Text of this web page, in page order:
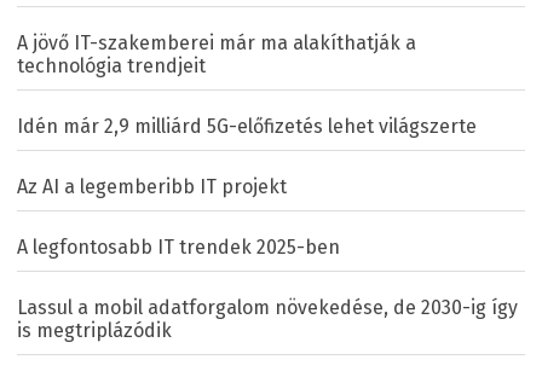
A jövő IT-szakemberei már ma alakíthatják a
technológia trendjeit
Idén már 2,9 milliárd 5G-előfizetés lehet világszerte
Az AI a legemberibb IT projekt
A legfontosabb IT trendek 2025-ben
Lassul a mobil adatforgalom növekedése, de 2030-ig így
is megtriplázódik